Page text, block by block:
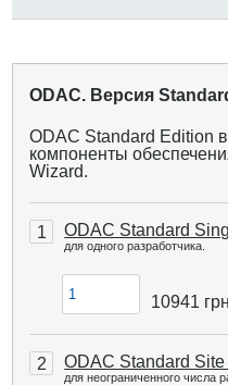
ODAC. Версия
ODAC Standard Edition
компоненты
Wizard.
1 ODAC Standard
для одного разработчика.
10941
2 ODAC Standard
для неограниченного числа